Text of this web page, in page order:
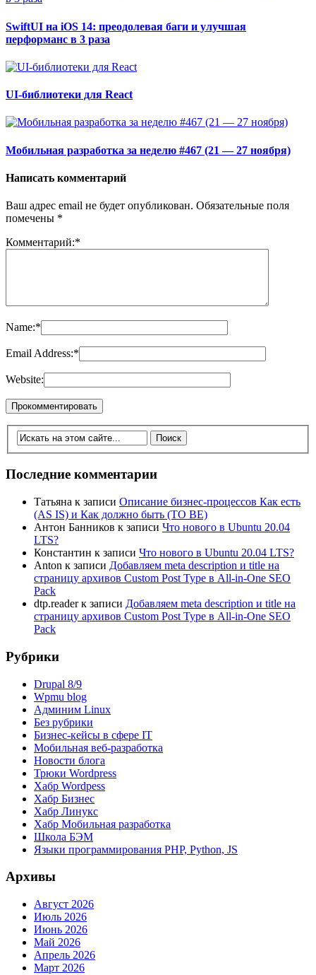
SwiftUI на iOS 14: преодолевая баги и улучшая
перформанс в 3 раза
UI-библиотеки для React
Мобильная разработка за неделю #467 (21 — 27 ноября)
Написать комментарий
Ваш адрес email не будет опубликован. Обязательные поля
помечены *
Комментарий:*
Name:*
Email Address:*
Website:
Последние комментарии
Татьяна к записи Описание бизнес-процессов Как есть
(AS IS) и Как должно быть (TO BE)
Антон Банников к записи Что нового в Ubuntu 20.04
LTS?
Константин к записи Что нового в Ubuntu 20.04 LTS?
Anton к записи Добавляем meta description и title на
страницу архивов Custom Post Type в All-in-One SEO
Pack
dtp.readerк записи Добавляем meta description и title на
страницу архивов Custom Post Type в All-in-One SEO
Pack
Рубрики
Drupal 8/9
Wpmu blog
Админим Linux
Без рубрики
Бизнес-кейсы в сфере IT
Мобильная веб-разработка
Новости блога
Трюки Wordpress
Хабр Wordpess
Хабр Бизнес
Хабр Линукс
Хабр Мобильная разработка
Школа БЭМ
Языки программирования PHP, Python, JS
Архивы
Август 2026
Июль 2026
Июнь 2026
Май 2026
Апрель 2026
Март 2026